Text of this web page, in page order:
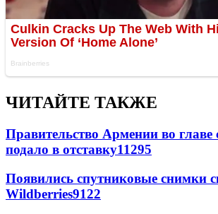
ЧИТАЙТЕ ТАКЖЕ
Правительство Армении во
подало в отставку11295
Появились спутниковые снимки
Wildberries9122